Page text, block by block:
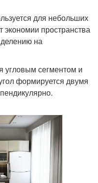
Кухни с окном
для небольших
экономии пространства
на
угловым сегментом и
формируется двумя